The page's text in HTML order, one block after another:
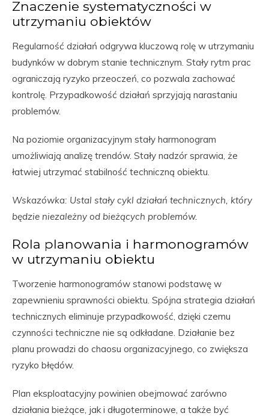
Znaczenie systematyczności w
utrzymaniu obiektów
Regularność działań odgrywa kluczową rolę w utrzymaniu
budynków w dobrym stanie technicznym. Stały rytm prac
ograniczają ryzyko przeoczeń, co pozwala zachować
kontrolę. Przypadkowość działań sprzyjają narastaniu
problemów.
Na poziomie organizacyjnym stały harmonogram
umożliwiają analizę trendów. Stały nadzór sprawia, że
łatwiej utrzymać stabilność techniczną obiektu.
Wskazówka: Ustal stały cykl działań technicznych, który
będzie niezależny od bieżących problemów.
Rola planowania i harmonogramów
w utrzymaniu obiektu
Tworzenie harmonogramów stanowi podstawę w
zapewnieniu sprawności obiektu. Spójna strategia działań
technicznych eliminuje przypadkowość, dzięki czemu
czynności techniczne nie są odkładane. Działanie bez
planu prowadzi do chaosu organizacyjnego, co zwiększa
ryzyko błędów.
Plan eksploatacyjny powinien obejmować zarówno
działania bieżące, jak i długoterminowe, a także być